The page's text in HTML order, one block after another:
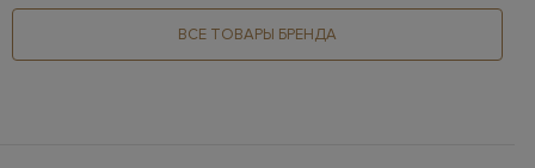
ВСЕ ТОВАРЫ БРЕНДА